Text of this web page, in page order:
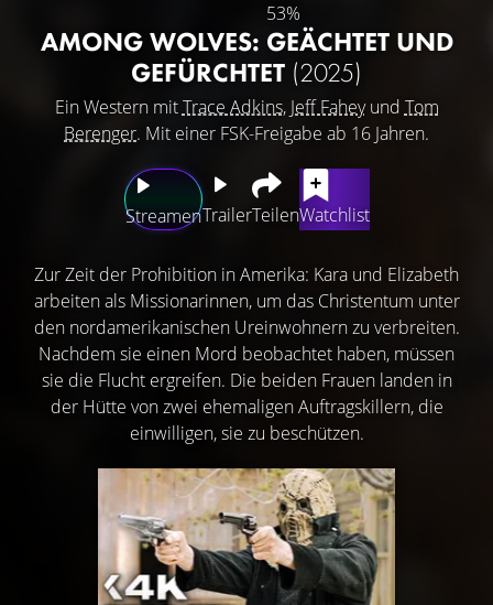
53%
AMONG WOLVES: GEÄCHTET UND
GEFÜRCHTET (2025)
Ein Western mitTrace Adkins, Jeff Faheyund Tom
Berenger. Mit einer FSK-Freigabe ab 16 Jahren.
StreamenTrailerTeilenWatchlist
Zur Zeit der Prohibition in Amerika: Kara und Elizabeth
arbeiten als Missionarinnen, um das Christentum unter
den nordamerikanischen Ureinwohnern zu verbreiten.
Nachdem sie einen Mord beobachtet haben, müssen
sie die Flucht ergreifen. Die beiden Frauen landen in
der Hütte von zwei ehemaligen Auftragskillern, die
einwilligen, sie zu beschützen.